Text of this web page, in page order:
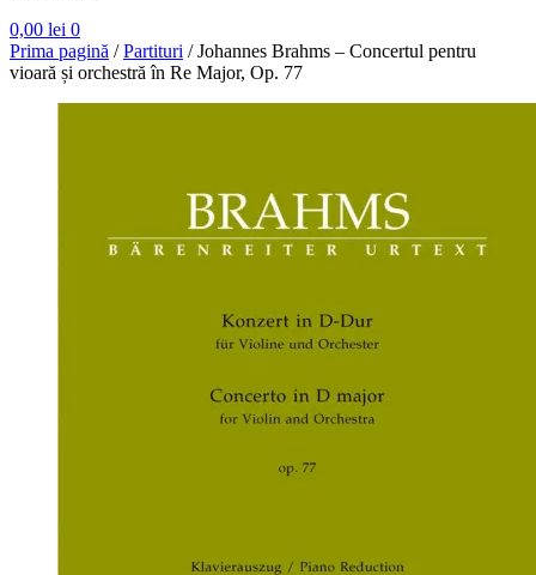
0,00 lei 0
Prima pagină /Partituri /Johannes Brahms – Concertul pentru
vioară și orchestră în Re Major, Op. 77